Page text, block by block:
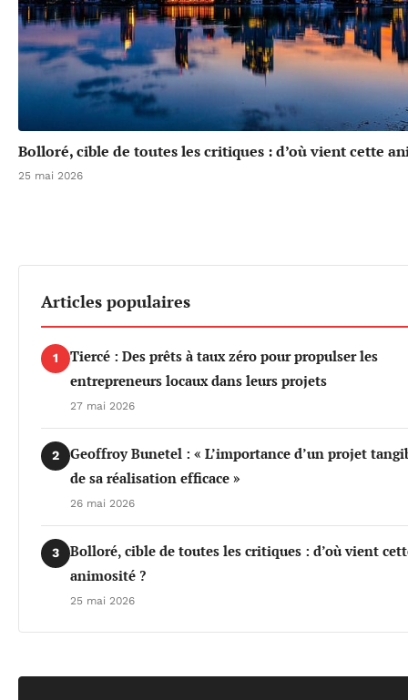
Bolloré, cible de toutes les critiques : d’où vient cette
25 mai 2026
Articles populaires
1
Tiercé : Des prêts à taux zéro pour propulser les
entrepreneurs locaux dans leurs projets
27 mai 2026
2
Geoffroy Bunetel : « L’importance d’un projet
de sa réalisation efficace »
26 mai 2026
3
Bolloré, cible de toutes les critiques : d’où vient
animosité ?
25 mai 2026